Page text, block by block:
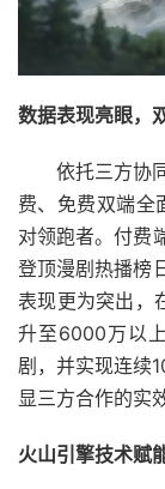
数据表现亮眼，
依托三方协
费、免费双端全
对领跑者。付费
登顶漫剧热播榜
表现更为突出，
升至6000万以
剧，并实现连续
显三方合作的实效
火山引擎技术赋